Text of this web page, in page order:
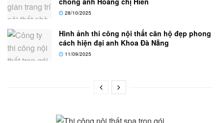
28/10/2025
Hình ảnh thi công nội thất căn hộ đẹp phong
cách hiện đại anh Khoa Đà Nẵng
11/09/2025